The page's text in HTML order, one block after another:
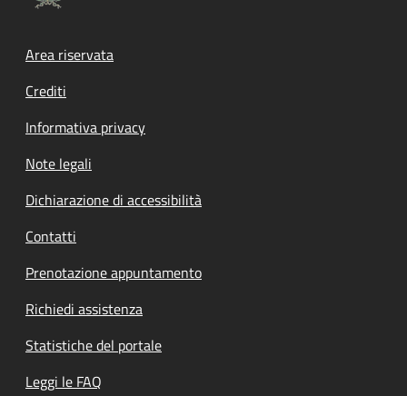
Footer menu
Area riservata
Crediti
Informativa privacy
Note legali
Dichiarazione di accessibilità
Contatti
Prenotazione appuntamento
Richiedi assistenza
Statistiche del portale
Leggi le FAQ